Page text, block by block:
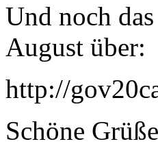
Und noch
August über:
http://
Schöne